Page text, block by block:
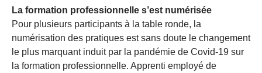
La formation professionnelle s’est numérisée
Pour plusieurs participants à la table ronde, la
numérisation des pratiques est sans doute le changement
le plus marquant induit par la pandémie de Covid-19 sur
la formation professionnelle. Apprenti employé de